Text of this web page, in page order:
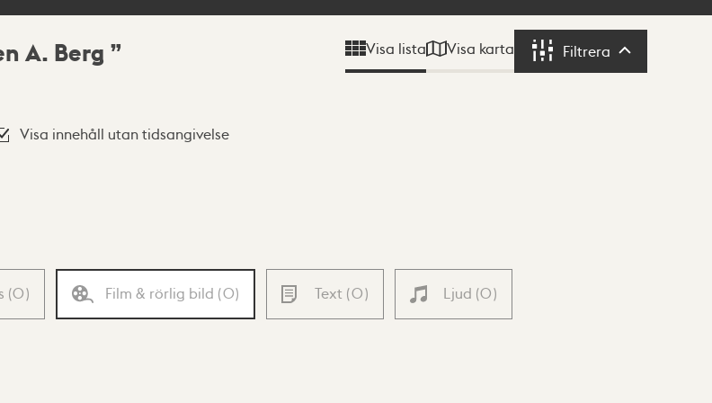
A. Berg Visa lista Visa karta Filtrera Filtrera
Visa innehåll utan tidsangivelse
(0) Film & rörlig bild (0) Text (0) Ljud (0)